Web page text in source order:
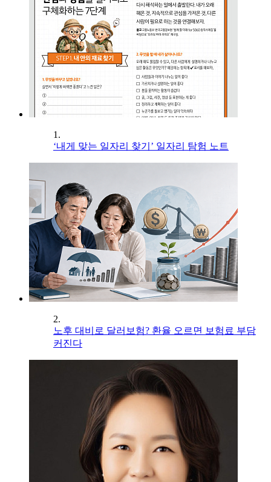
1.
‘내게 맞는 일자리 찾기’ 일자리 탐험 노트
2.
노후 대비로 달러보험? 환율 오르면 보험료 부담
커진다